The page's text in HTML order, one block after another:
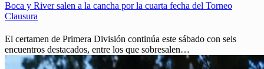
Boca y River salen a la cancha por la cuarta fecha del Torneo
Clausura
El certamen de Primera División continúa este sábado con seis
encuentros destacados, entre los que sobresalen…